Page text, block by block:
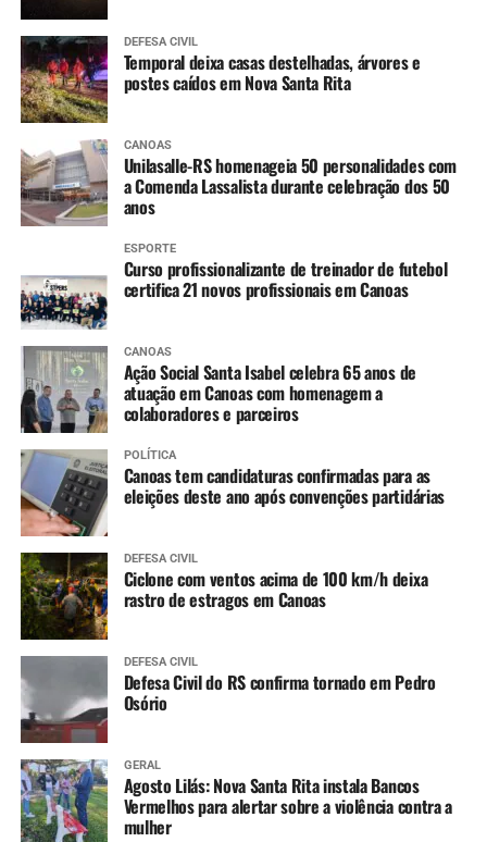
DEFESA CIVIL
Temporal deixa casas destelhadas, árvores e
postes caídos em Nova Santa Rita
CANOAS
Unilasalle-RS homenageia 50 personalidades com
a Comenda Lassalista durante celebração dos 50
anos
ESPORTE
Curso profissionalizante de treinador de futebol
certifica 21 novos profissionais em Canoas
CANOAS
Ação Social Santa Isabel celebra 65 anos de
atuação em Canoas com homenagem a
colaboradores e parceiros
POLÍTICA
Canoas tem candidaturas confirmadas para as
eleições deste ano após convenções partidárias
DEFESA CIVIL
Ciclone com ventos acima de 100 km/h deixa
rastro de estragos em Canoas
DEFESA CIVIL
Defesa Civil do RS confirma tornado em Pedro
Osório
GERAL
Agosto Lilás: Nova Santa Rita instala Bancos
Vermelhos para alertar sobre a violência contra a
mulher